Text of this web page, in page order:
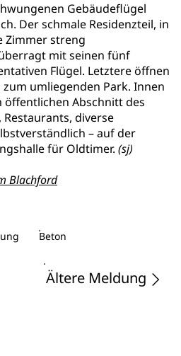
Gebäudeflügel
Der schmale Residenzteil, in
Zimmer streng
mit seinen fünf
Flügel. Letztere öffnen
umliegenden Park. Innen
öffentlichen Abschnitt des
Restaurants, diverse
– auf der
für Oldtimer. (sj)
Blachford
Beton
Ältere Meldung